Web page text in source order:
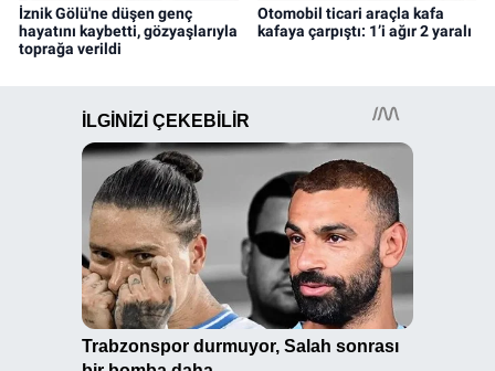
İznik Gölü'ne düşen genç
hayatını kaybetti, gözyaşlarıyla
toprağa verildi
Otomobil ticari araçla kafa
kafaya çarpıştı: 1’i ağır 2 yaralı